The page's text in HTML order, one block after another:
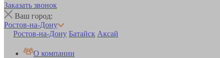
Заказать звонок
Ваш город:
Ростов-на-Дону
Ростов-на-Дону Батайск Аксай
О компании